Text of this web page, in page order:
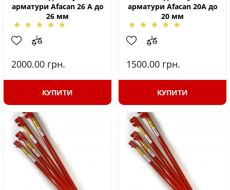
арматури Afacan 26 А до
26 мм
2000.00 грн.
КУПИТИ
арматури Afacan 20А до
20 мм
1500.00 грн.
КУПИТИ